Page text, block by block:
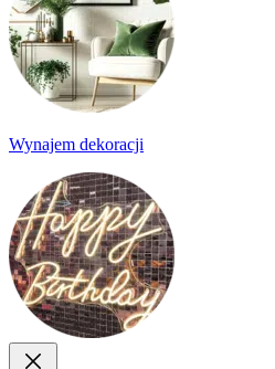
Wynajem dekoracji